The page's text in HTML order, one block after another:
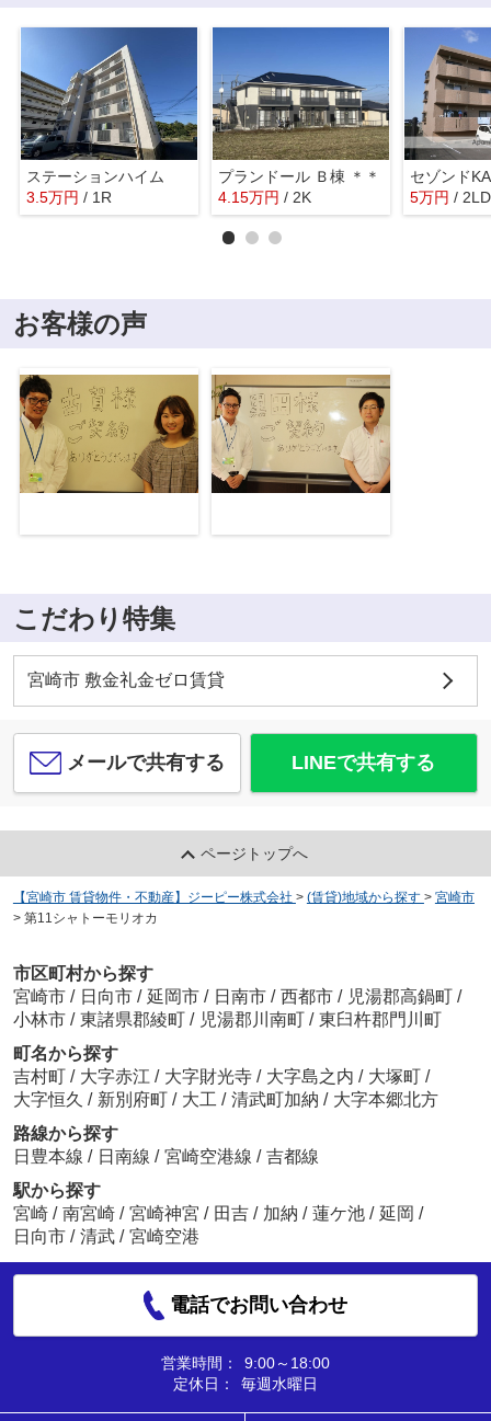
ステーションハイム
3.5万円 / 1R
プランドール Ｂ棟 ＊＊
4.15万円 / 2K
セゾンド
5万円 /
お客様の声
こだわり特集
宮崎市 敷金礼金ゼロ賃貸
メールで共有する LINEで共有する
ページトップへ
【宮崎市 賃貸物件・不動産】ジーピー株式会社 > (賃貸)地域から探す > 宮崎市
> 第11シャトーモリオカ
市区町村から探す
宮崎市 / 日向市 / 延岡市 / 日南市 / 西都市 / 児湯郡高鍋町 /
小林市 / 東諸県郡綾町 / 児湯郡川南町 / 東臼杵郡門川町
町名から探す
吉村町 / 大字赤江 / 大字財光寺 / 大字島之内 / 大塚町 /
大字恒久 / 新別府町 / 大工 / 清武町加納 / 大字本郷北方
路線から探す
日豊本線 / 日南線 / 宮崎空港線 / 吉都線
駅から探す
宮崎 / 南宮崎 / 宮崎神宮 / 田吉 / 加納 / 蓮ケ池 / 延岡 /
日向市 / 清武 / 宮崎空港
電話でお問い合わせ
営業時間：
9:00～18:00
定休日：
毎週水曜日